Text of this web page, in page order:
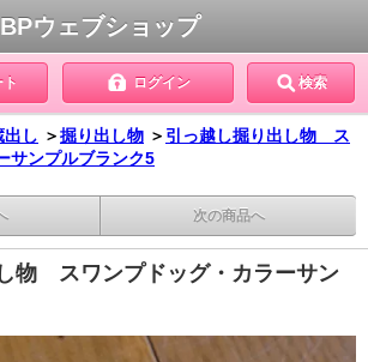
BPウェブショップ
ログイン 検索
出し ＞掘り出し物 ＞ 引っ越し掘り出し物 ス
サンプルブランク5
次の商品へ
物 スワンプドッグ・カラーサン